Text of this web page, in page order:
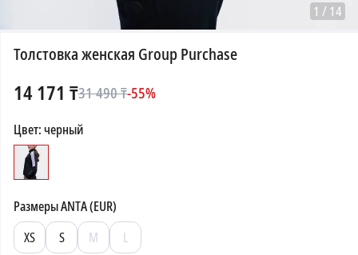
1 / 14
Толстовка женская Group Purchase
14 171 ₸31 490₸-55%
Цвет:черный
РазмерыANTA (EUR)
XS
S M
L